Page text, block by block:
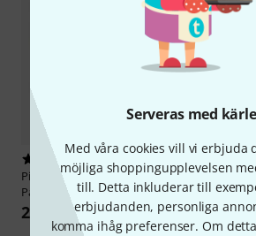
Serveras med
Med våra cookies vill vi erbjuda
möjliga shoppingupplevelsen
till. Detta inkluderar till
erbjudanden, personliga
komma ihåg preferenser. Om
Pisoni
DCL-20Deluxe Clarinet
Pad 10,0
22 kr
Pisoni
Pad 9,5
22 kr